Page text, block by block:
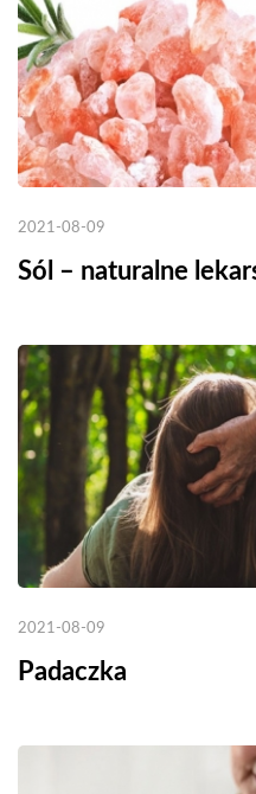
2021-08-09
Sól – naturalne
2021-08-09
Padaczka